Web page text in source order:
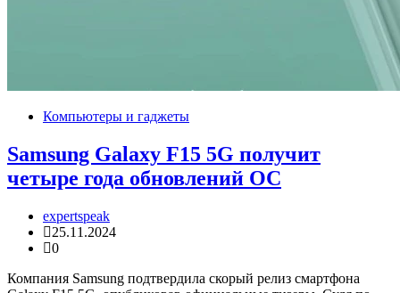
Компьютеры и гаджеты
Samsung Galaxy F15 5G получит
четыре года обновлений ОС
expertspeak
25.11.2024
0
Компания Samsung подтвердила скорый релиз смартфона